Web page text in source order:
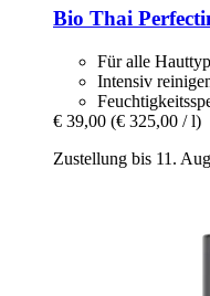
Bio Thai
Für alle
Intensiv
€ 39,00 (€ 325,00 / l)
Zustellung bis 11.